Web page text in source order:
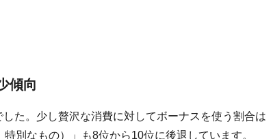
傾向
た。少し贅沢な消費に対してボーナスを使う割合は
別なもの）」も8位から10位に後退しています。